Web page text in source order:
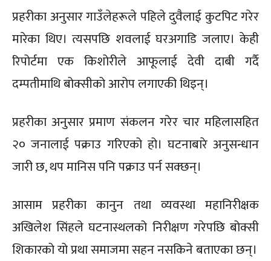
प्रहरीका अनुसार गाउँलेहरूले पहिले दुवैलाई कुटपिट गरेर
मारेका थिए। त्यसपछि शवलाई घरअगाडि जलाए। केही
रिपोर्टमा एक किशोरीले आफूलाई देवी दाबी गर्दै
दम्पतीमाथि बोक्सीको आरोप लगाएकी थिइन्।
प्रहरीका अनुसार प्रमाण संकलन गरेर चार महिलासहित
२० जनालाई पक्राउ गरिएको हो। घटनाबारे अनुसन्धान
जारी छ, थप मानिस पनि पक्राउ पर्न सक्छन्।
आसाम प्रहरीका कानुन तथा व्यवस्था महानिरीक्षक
अखिलेश सिंहले घटनास्थलको निरीक्षण गरेपछि बोक्सी
शिकारको यो प्रथा समाजमा सहन नसकिने बताएका छन्।